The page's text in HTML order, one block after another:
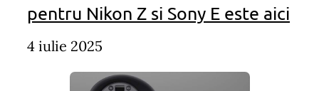
pentru Nikon Z si Sony E este aici
4 iulie 2025